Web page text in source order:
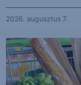
2026. augusztus 7.